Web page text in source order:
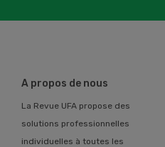
A propos de nous
La Revue UFA propose des
solutions professionnelles
individuelles à toutes les